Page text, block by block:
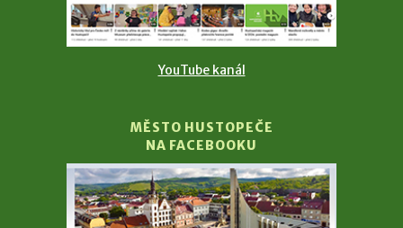
YouTube kanál
MĚSTO HUSTOPEČE
NA FACEBOOKU